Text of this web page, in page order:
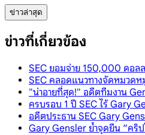
ข่าวล่าสุด
ข่าวที่เกี่ยวข้อง
SEC ยอมจ่าย 150,000 ดอล
SEC คลอดแนวทางจัดหมวดห
"น่าอายที่สุด!" อดีตทีมงาน
ครบรอบ 1 ปี SEC ไร้ Gary
อดีตประธาน SEC Gary
Gary Gensler ย้ำจุดยืน “คริ